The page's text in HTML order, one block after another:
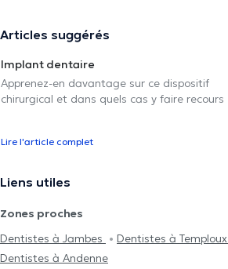
Articles suggérés
Implant dentaire
Apprenez-en davantage sur ce dispositif
chirurgical et dans quels cas y faire recours
Lire l'article complet
Liens utiles
Zones proches
Dentistes à Jambes
Dentistes à Temploux
Dentistes à Andenne